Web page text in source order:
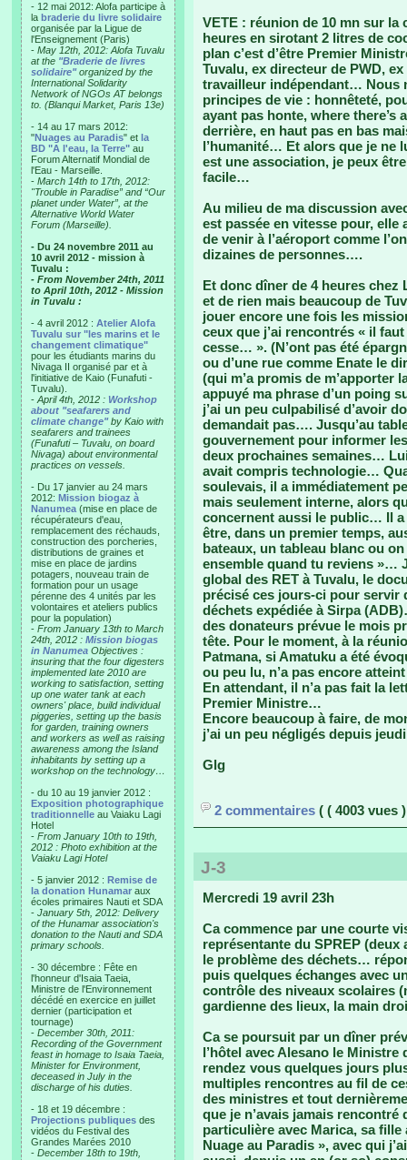
- 12 mai 2012: Alofa participe à
la braderie du livre solidaire
organisée par la Ligue de
l'Enseignement (Paris)
- May 12th, 2012: Alofa Tuvalu
at the "Braderie de livres
solidaire"organized by the
International Solidarity
Network of NGOs AT belongs
to. (Blanqui Market, Paris 13e)
- 14 au 17 mars 2012:
"Nuages au Paradis" et la
BD "A l'eau, la Terre" au
Forum Alternatif Mondial de
l'Eau - Marseille.
- March 14th to 17th, 2012:
"Trouble in Paradise” and “Our
planet under Water”, at the
Alternative World Water
Forum (Marseille).
- Du 24 novembre 2011 au
10 avril 2012 - mission à
Tuvalu :
- From November 24th, 2011
to April 10th, 2012 - Mission
in Tuvalu :
- 4 avril 2012 : Atelier Alofa
Tuvalu sur "les marins et le
changement climatique"
pour les étudiants marins du
Nivaga II organisé par et à
l'initiative de Kaio (Funafuti -
Tuvalu).
- April 4th, 2012 : Workshop
about "seafarers and
climate change"by Kaio with
seafarers and trainees
(Funafuti – Tuvalu, on board
Nivaga) about environmental
practices on vessels.
- Du 17 janvier au 24 mars
2012: Mission biogaz à
Nanumea (mise en place de
récupérateurs d'eau,
remplacement des réchauds,
construction des porcheries,
distributions de graines et
mise en place de jardins
potagers, nouveau train de
formation pour un usage
pérenne des 4 unités par les
volontaires et ateliers publics
pour la population)
- From January 13th to March
24th, 2012 : Mission biogas
in Nanumea Objectives :
insuring that the four digesters
implemented late 2010 are
working to satisfaction, setting
up one water tank at each
owners' place, build individual
piggeries, setting up the basis
for garden, training owners
and workers as well as raising
awareness among the Island
inhabitants by setting up a
workshop on the technology…
- du 10 au 19 janvier 2012 :
Exposition photographique
traditionnelle au Vaiaku Lagi
Hotel
- From January 10th to 19th,
2012 : Photo exhibition at the
Vaiaku Lagi Hotel
- 5 janvier 2012 : Remise de
la donation Hunamar aux
écoles primaires Nauti et SDA
- January 5th, 2012: Delivery
of the Hunamar association's
donation to the Nauti and SDA
primary schools.
- 30 décembre : Fête en
l'honneur d'Isaia Taeia,
Ministre de l'Environnement
décédé en exercice en juillet
dernier (participation et
tournage)
- December 30th, 2011:
Recording of the Government
feast in homage to Isaia Taeia,
Minister for Environment,
deceased in July in the
discharge of his duties.
- 18 et 19 décembre :
Projections publiques des
vidéos du Festival des
Grandes Marées 2010
- December 18th to 19th,
VETE : réunion de 10 mn sur
heures en sirotant 2 litres de
plan c’est d’être Premier
Tuvalu, ex directeur de PWD,
travailleur indépendant… Nous
principes de vie : honnêteté,
ayant pas honte, where there’s
derrière, en haut pas en bas
l’humanité… Et alors que je ne
est une association, je peux
facile…
Au milieu de ma discussion
est passée en vitesse pour,
de venir à l’aéroport comme
dizaines de personnes….
Et donc dîner de 4 heures chez
et de rien mais beaucoup de
jouer encore une fois les
ceux que j’ai rencontrés « il
cesse… ». (N’ont pas été
ou d’une rue comme Enate le
(qui m’a promis de m’apporter
appuyé ma phrase d’un poing
j’ai un peu culpabilisé d’avoir
demandait pas…. Jusqu’au
gouvernement pour informer
deux prochaines semaines…
avait compris technologie…
soulevais, il a immédiatement
mais seulement interne, alors
concernent aussi le public… Il a
être, dans un premier temps,
bateaux, un tableau blanc ou
ensemble quand tu reviens »…
global des RET à Tuvalu, le
précisé ces jours-ci pour servir
déchets expédiée à Sirpa
des donateurs prévue le mois
tête. Pour le moment, à la
Patmana, si Amatuku a été
ou peu lu, n’a pas encore
En attendant, il n’a pas fait la
Premier Ministre…
Encore beaucoup à faire, de
j’ai un peu négligés depuis
Glg
2 commentaires ( ( 4003 vues
J-3
Mercredi 19 avril 23h
Ca commence par une courte
représentante du SPREP
le problème des déchets…
puis quelques échanges avec
contrôle des niveaux scolaires
gardienne des lieux, la main
Ca se poursuit par un dîner
l’hôtel avec Alesano le Ministre
rendez vous quelques jours
multiples rencontres au fil de
des ministres et tout
que je n’avais jamais
particulière avec Marica, sa fille
Nuage au Paradis », avec qui